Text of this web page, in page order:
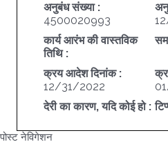
अनुबंध संख्या :
4500020993
कार्य आरंभ की वास्तविक
तिथि :
क्रय आदेश दिनांक :
12/31/2022
देरी का कारण, यदि कोई हो :
पोस्ट नेविगेशन